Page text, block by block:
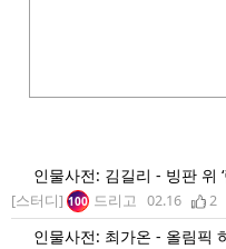
인물사전: 김길리 - 빙판 위
[스터디] 100 드리고 02.16 2
인물사전: 최가온 - 올림픽